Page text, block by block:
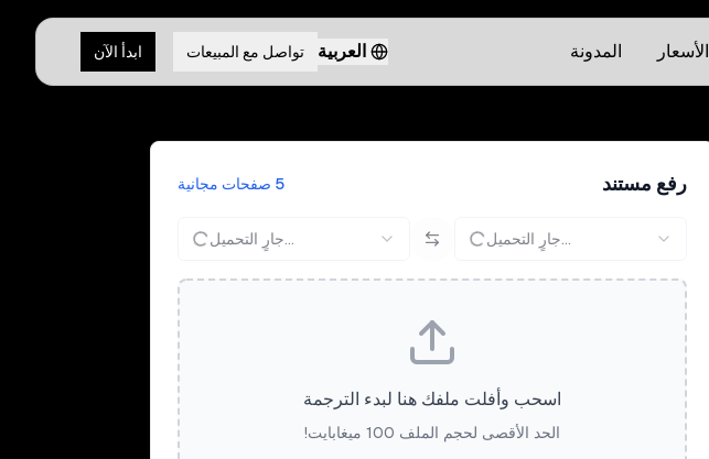
الأسعار المدونة العربية تواصل مع المبيعات ابدأ الآن
رفع مستند 5 صفحات مجانية
جارٍ التحميل... جارٍ التحميل...
اسحب وأفلت ملفك هنا لبدء الترجمة
الحد الأقصى لحجم الملف 100 ميغابايت!